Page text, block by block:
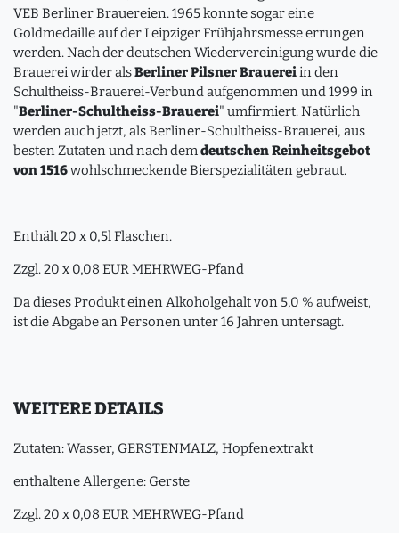
VEB Berliner Brauereien. 1965 konnte sogar eine
Goldmedaille auf der Leipziger Frühjahrsmesse errungen
werden. Nach der deutschen Wiedervereinigung wurde die
Brauerei wirder alsBerliner Pilsner Brauereiin den
Schultheiss-Brauerei-Verbund aufgenommen und 1999 in
"Berliner-Schultheiss-Brauerei" umfirmiert. Natürlich
werden auch jetzt, als Berliner-Schultheiss-Brauerei, aus
besten Zutaten und nach demdeutschen Reinheitsgebot
von 1516wohlschmeckende Bierspezialitäten gebraut.
Enthält 20 x 0,5l Flaschen.
Zzgl. 20 x 0,08 EUR MEHRWEG-Pfand
Da dieses Produkt einen Alkoholgehalt von 5,0 % aufweist,
ist die Abgabe an Personen unter 16 Jahren untersagt.
WEITERE DETAILS
Zutaten: Wasser, GERSTENMALZ, Hopfenextrakt
enthaltene Allergene: Gerste
Zzgl. 20 x 0,08 EUR MEHRWEG-Pfand